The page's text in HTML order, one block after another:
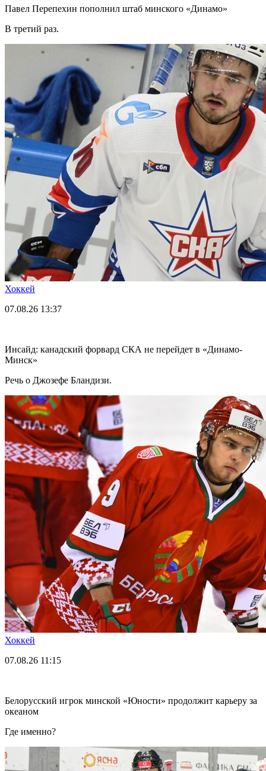
Павел Перепехин пополнил штаб минского «Динамо»
В третий раз.
Хоккей
07.08.26 13:37
Инсайд: канадский форвард СКА не перейдет в «Динамо-
Минск»
Речь о Джозефе Бландизи.
Хоккей
07.08.26 11:15
Белорусский игрок минской «Юности» продолжит карьеру за
океаном
Где именно?